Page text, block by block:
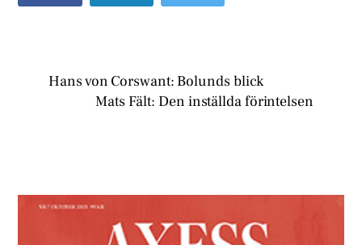
Hans von Corswant: Bolunds blick
Mats Fält: Den inställda förintelsen